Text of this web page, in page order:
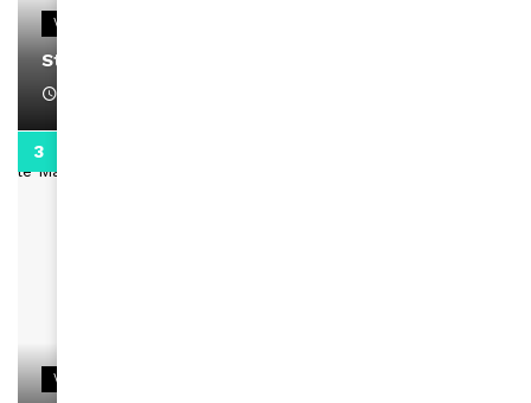
VIDEOS
Stacy passe un message
VIDEOS